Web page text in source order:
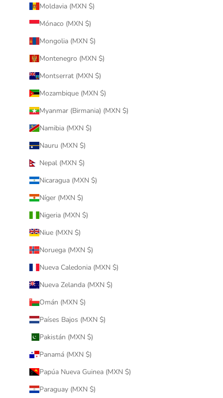
Moldavia (MXN $)
Mónaco (MXN $)
Mongolia (MXN $)
Montenegro (MXN $)
Montserrat (MXN $)
Mozambique (MXN $)
Myanmar (Birmania) (MXN $)
Namibia (MXN $)
Nauru (MXN $)
Nepal (MXN $)
Nicaragua (MXN $)
Níger (MXN $)
Nigeria (MXN $)
Niue (MXN $)
Noruega (MXN $)
Nueva Caledonia (MXN $)
Nueva Zelanda (MXN $)
Omán (MXN $)
Países Bajos (MXN $)
Pakistán (MXN $)
Panamá (MXN $)
Papúa Nueva Guinea (MXN $)
Paraguay (MXN $)